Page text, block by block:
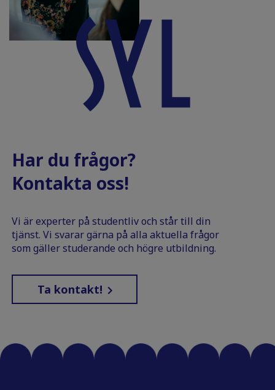
Har du frågor?
Kontakta oss!
Vi är experter på studentliv och står till din
tjänst. Vi svarar gärna på alla aktuella frågor
som gäller studerande och högre utbildning.
Ta kontakt!